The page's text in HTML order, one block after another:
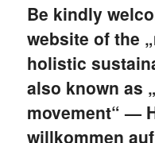
Be kindly
website of the
holistic
also known as
movement“ —
willkommen